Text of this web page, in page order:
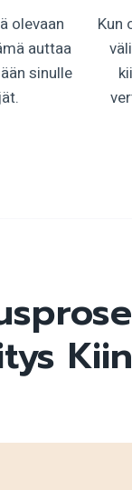
olevaan
auttaa
sinulle
Kun